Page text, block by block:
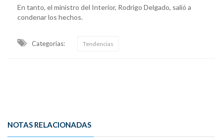
En tanto, el ministro del Interior, Rodrigo Delgado, salió a
condenar los hechos.
Categorias: Tendencias
NOTAS RELACIONADAS